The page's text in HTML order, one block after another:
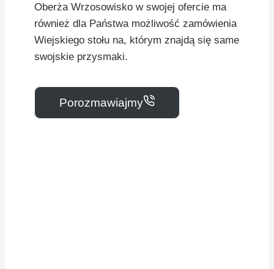
Oberża Wrzosowisko w swojej ofercie ma
również dla Państwa możliwość zamówienia
Wiejskiego stołu na, którym znajdą się same
swojskie przysmaki.
Porozmawiajmy